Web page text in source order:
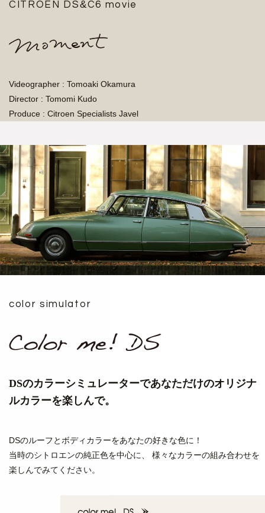
CITROEN DS&C6 movie
Videographer : Tomoaki Okamura
Director : Tomomi Kudo
Produce : Citroen Specialists Javel
color simulator
DSのカラーシミュレーターであなただけのオリジナ
ルカラーを楽しんで。
DSのルーフとボディカラーをあなたの好きな色に！
当時のシトロエンの純正色を中心に、
様々なカラーの組み合わせを
楽しんでみてください。